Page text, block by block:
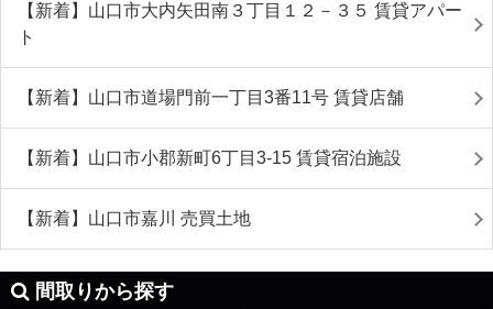
【新着】山口市大内矢田南３丁目１２－３５ 賃貸アパー
ト
【新着】山口市道場門前一丁目3番11号 賃貸店舗
【新着】山口市小郡新町6丁目3-15 賃貸宿泊施設
【新着】山口市嘉川 売買土地
間取りから探す